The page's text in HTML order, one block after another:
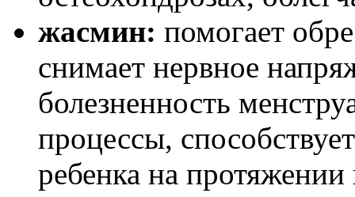
жасмин: помогает
снимает нервное
болезненность
процессы,
ребенка на протяжении